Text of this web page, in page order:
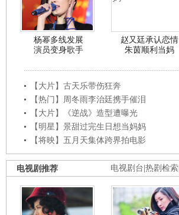
杨幂多线发展
演员变身歌手
赵又廷承认恋情
朱茵顺利当妈
【大片】古天乐带伤狂奔
【热门】周冬雨李治廷携手催泪
【大片】《逆战》造型遭曝光
【明星】景甜过完生日想当妈妈
【将映】五月天集体跨界拍电影
电视剧台 热剧检索
电视剧推荐